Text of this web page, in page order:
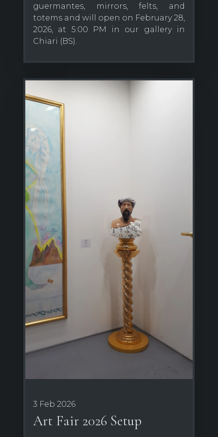
guermantes, mirrors, felts, and
totems and will open on February 28,
2026, at 5:00 PM in our gallery in
Chiari (BS).
3 Feb 2026
Art Fair 2026 Setup